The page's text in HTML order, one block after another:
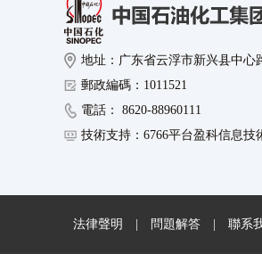
地址：广东省云浮市新兴县中心
郵政編碼：1011521
電話： 8620-88960111
技術支持：6766平台盈科信息技
法律聲明 | 問題解答 | 聯系